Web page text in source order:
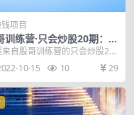
项目
训练营·只会炒股20期：一
整的股市识别系统，分辨
、大跌！
自股哥训练营的只会炒股20
价值4999元。课程主要内容讲
涨与个股...
10-15 10 29